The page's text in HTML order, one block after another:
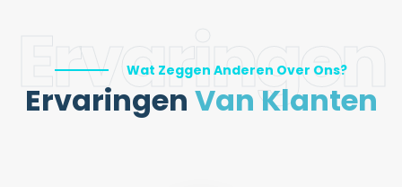
Ervaringen
Wat Zeggen Anderen Over Ons?
Ervaringen Van Klanten